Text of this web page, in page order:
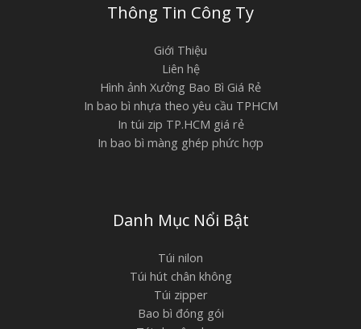
Thông Tin Công Ty
Giới Thiệu
Liên hệ
Hình ảnh Xưởng Bao Bì Giá Rẻ
In bao bì nhựa theo yêu cầu TPHCM
In túi zip TP.HCM giá rẻ
In bao bì màng ghép phức hợp
Danh Mục Nổi Bật
Túi nilon
Túi hút chân không
Túi zipper
Bao bì đóng gói